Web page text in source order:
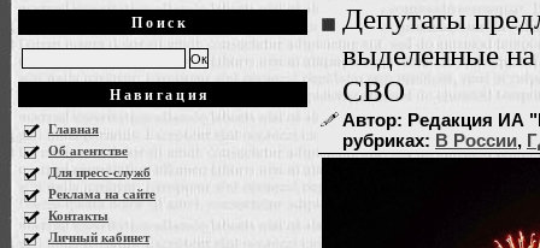
Поиск
Навигация
Главная
Об агентстве
Для пресс-служб
Реклама на сайте
Контакты
Личный кабинет
Депутаты
выделенные
СВО
Автор: Редакция ИА
рубриках: В России,